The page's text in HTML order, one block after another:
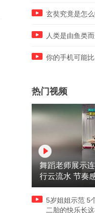
玄奘究竟是怎
人类是由鱼类
你的手机可能
热门视频
舞蹈老师展示
行云流水 节奏
又舞又武的？
5岁姐姐示范 5
二胎的快乐长